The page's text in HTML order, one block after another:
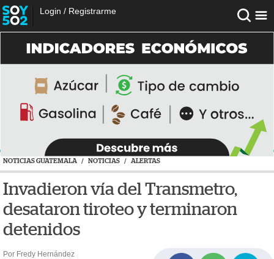
Login / Registrarme
NOTICIAS GUATEMALA / NOTICIAS / ALERTAS
Invadieron vía del Transmetro,
desataron tiroteo y terminaron
detenidos
Por Fredy Hernández